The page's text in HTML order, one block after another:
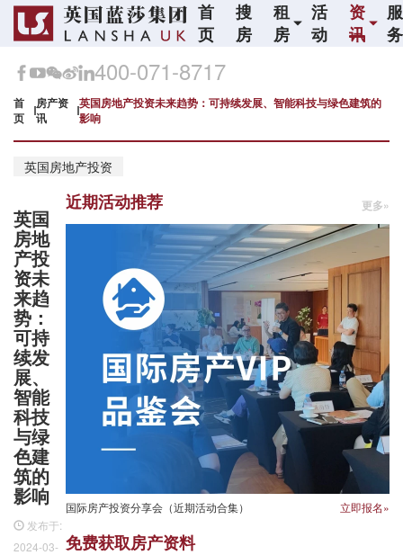
首
页
搜
房
租
房
活
动
资
讯
服
务
400-071-8717
首
页
房产资
讯
英国房地产投资未来趋势：可持续发展、智能科技与绿色建筑的
影响
英国房地产投资
英国
房地
产投
资未
来趋
势：
可持
续发
展、
智能
科技
与绿
色建
筑的
影响
发布于:
2024-03-
近期活动推荐 更多»
国际房产投资分享会（近期活动合集） 立即报名»
免费获取房产资料